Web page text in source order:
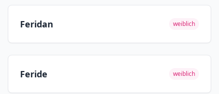
Feridan weiblich
Feride weiblich